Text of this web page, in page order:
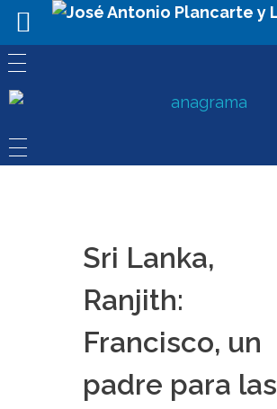
Sri Lanka,
Ranjith:
Francisco, un
padre para las